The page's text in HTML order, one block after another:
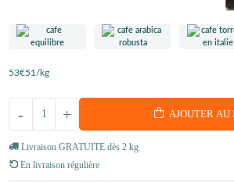
53€51 /kg
+
- AJOUTER AU
Livraison GRATUITE dès 2 kg
En livraison régulière